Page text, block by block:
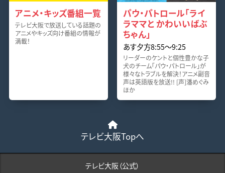
アニメ・キッズ番組一覧
テレビ大阪で放送している話題の
アニメやキッズ向け番組の情報が
満載！
パウ・パトロール「ライ
ラママと かわいいばぶ
ちゃん」
あす夕方8:55〜9:25
リーダーのケントと個性豊かな子
犬のチーム「パウ・パトロール」が
様々なトラブルを解決！アニメ副音
声は英語版を放送!! [声]潘めぐみ
ほか
テレビ大阪Topへ
テレビ大阪（公式）